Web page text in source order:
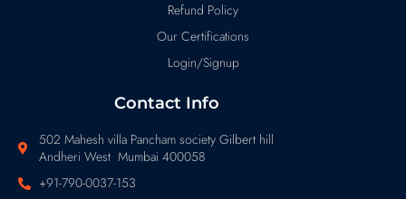
Refund Policy
Our Certifications
Login/Signup
Contact Info
502 Mahesh villa Pancham society Gilbert hill
Andheri West Mumbai 400058
+91-790-0037-153